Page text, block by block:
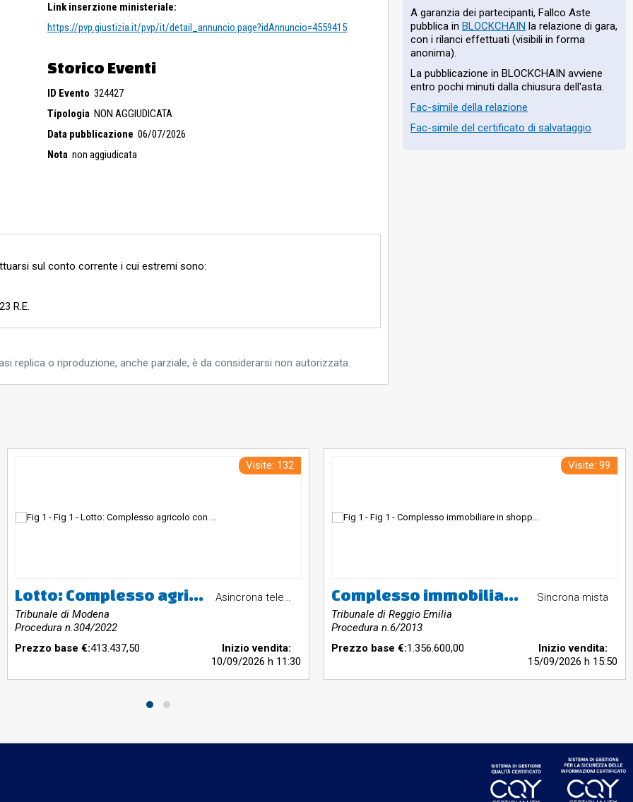
Link inserzione ministeriale:
https://pvp.giustizia.it/pvp/it/detail_annuncio.page?idAnnuncio=4559415
Storico Eventi
ID Evento 324427
Tipologia NON AGGIUDICATA
Data pubblicazione 06/07/2026
Nota non aggiudicata
sul conto corrente i cui estremi sono:
R.E.
replica o riproduzione, anche parziale, è da considerarsi non autorizzata.
A garanzia dei partecipanti, Fallco Aste
pubblica in BLOCKCHAIN la relazione di gara,
con i rilanci effettuati (visibili in forma
anonima).
La pubblicazione in BLOCKCHAIN avviene
entro pochi minuti dalla chiusura dell'asta.
Fac-simile della relazione
Fac-simile del certificato di salvataggio
Visite: 132
Lotto: Complesso agricolo con terreni ed edifici da recuperare in Via Viazza n. 109, San Prospero sulla Secchia (MO) - Lotto 2, Complesso agricolo con terreni ed edifici da recuperare in Via Viazza n. 109, San Prospero sulla Secchia (MO) - Lotto 2, Complesso agricolo con terreni ed edifici da recuperare in Via Viazza n. 109, San Prospero sulla Secchia (MO) - Lotto 2, Complesso agricolo con terreni ed edifici da recuperare in Via Viazza n. 109, San Prospero sulla Secchia (MO) - Lotto 2, Complesso agricolo con terreni ed edifici da recuperare in Via Viazza n. 109, San Prospero sulla Secchia (MO) - Lotto 2, Complesso agricolo con terreni ed edifici da recuperare in Via Viazza n. 109, San Prospero sulla Secchia (MO) - Lotto 2, Complesso agricolo con terreni ed edifici da recuperare in Via Viazza n. 109, San Prospero sulla Secchia (MO) - Lotto 2, Complesso agricolo con terreni ed edifici da recuperare in Via Viazza n. 109, San Prospero sulla Secchia (MO) - Lotto 2, Complesso agricolo con terreni ed edifici da recuperare in Via Viazza n. 109, San Prospero sulla Secchia (MO) - Lotto 2, Complesso agricolo con terreni ed edifici da recuperare in Via Viazza n. 109, San Prospero sulla Secchia (MO) - Lotto 2, Complesso agricolo con terreni ed edifici da recuperare in Via Viazza n. 109, San Prospero sulla Secchia (MO) - Lotto 2
Tribunale di Modena
Procedura n.304/2022
Asincrona telematica
Prezzo base €:413.437,50
Inizio vendita:
10/09/2026h 11:30
Visite: 99
Complesso immobiliare in shopping center in Parma (PR)
Tribunale di Reggio Emilia
Procedura n.6/2013
Sincrona mista
Prezzo base €:1.356.600,00
Inizio vendita:
15/09/2026h 15:50